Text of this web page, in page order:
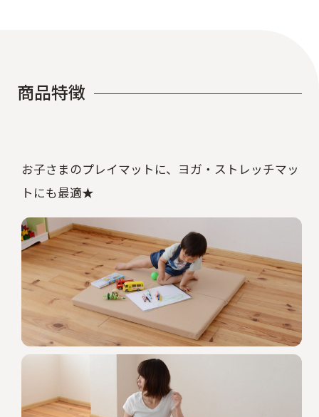
商品特徴
お子さまのプレイマットに、ヨガ・ストレッチマッ
トにも最適★